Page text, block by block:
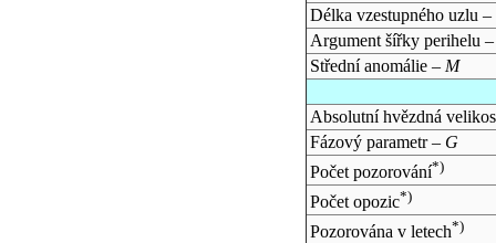
Délka vzestupného uzlu –
Argument šířky perihelu
Střední anomálie – M
Absolutní hvězdná
Fázový parametr – G
Počet pozorování*)
Počet opozic*)
Pozorována v letech*)